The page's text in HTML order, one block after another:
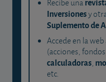
Recibe una
Inversionesy
Suplemento de
Accede en la
(acciones,
calculadoras,
etc.